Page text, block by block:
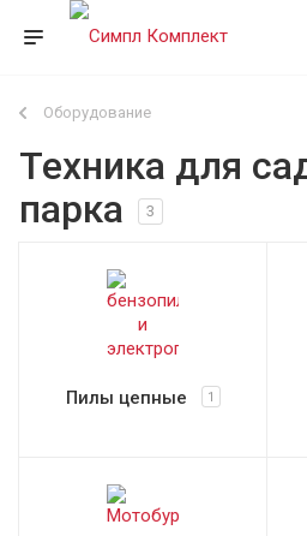
Оборудование
Техника для
парка
3
Пилы цепные 1